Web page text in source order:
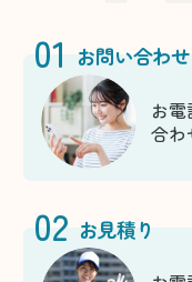
01 お問い合わせ
お
合わ
02 お見積り